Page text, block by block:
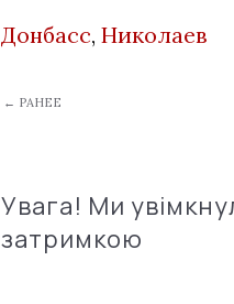
Донбасс, Николаев
← РАНЕЕ
Увага! Ми
затримкою